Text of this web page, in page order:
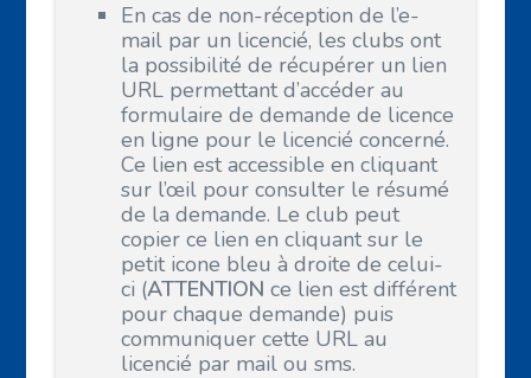
En cas de non-réception de l’e-
mail par un licencié, les clubs ont
la possibilité de récupérer un lien
URL permettant d’accéder au
formulaire de demande de licence
en ligne pour le licencié concerné.
Ce lien est accessible en cliquant
sur l’œil pour consulter le résumé
de la demande. Le club peut
copier ce lien en cliquant sur le
petit icone bleu à droite de celui-
ci (ATTENTION ce lien est différent
pour chaque demande) puis
communiquer cette URL au
licencié par mail ou sms.